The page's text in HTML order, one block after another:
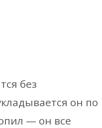
без
он по
— он все